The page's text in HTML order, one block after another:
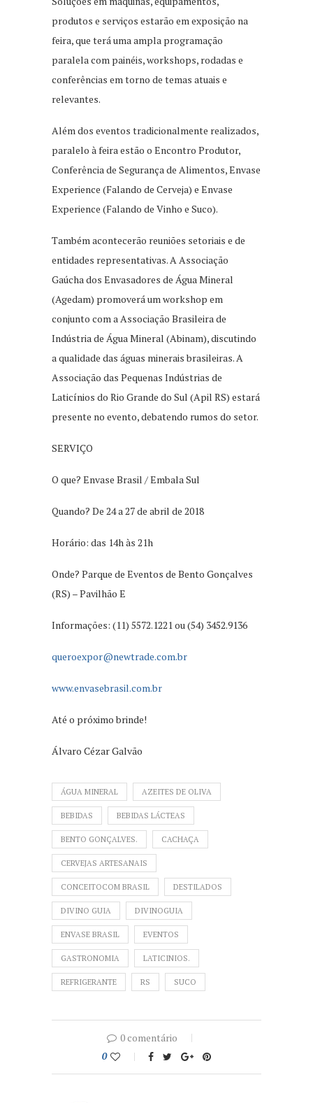
produtos e serviços estarão em exposição na
feira, que terá uma ampla programação
paralela com painéis, workshops, rodadas e
conferências em torno de temas atuais e
relevantes.
Além dos eventos tradicionalmente realizados,
paralelo à feira estão o Encontro Produtor,
Conferência de Segurança de Alimentos, Envase
Experience (Falando de Cerveja) e Envase
Experience (Falando de Vinho e Suco).
Também acontecerão reuniões setoriais e de
entidades representativas. A Associação
Gaúcha dos Envasadores de Água Mineral
(Agedam) promoverá um workshop em
conjunto com a Associação Brasileira de
Indústria de Água Mineral (Abinam), discutindo
a qualidade das águas minerais brasileiras. A
Associação das Pequenas Indústrias de
Laticínios do Rio Grande do Sul (Apil RS) estará
presente no evento, debatendo rumos do setor.
SERVIÇO
O que? Envase Brasil / Embala Sul
Quando? De 24 a 27 de abril de 2018
Horário: das 14h às 21h
Onde? Parque de Eventos de Bento Gonçalves
(RS) – Pavilhão E
Informações: (11) 5572.1221 ou (54) 3452.9136
queroexpor@newtrade.com.br
www.envasebrasil.com.br
Até o próximo brinde!
Álvaro Cézar Galvão
ÁGUA MINERAL AZEITES DE OLIVA
BEBIDAS BEBIDAS LÁCTEAS
BENTO GONÇALVES. CACHAÇA
CERVEJAS ARTESANAIS
CONCEITOCOM BRASIL DESTILADOS
DIVINO GUIA DIVINOGUIA
ENVASE BRASIL EVENTOS
GASTRONOMIA LATICINIOS.
REFRIGERANTE RS SUCO
0 comentário
0